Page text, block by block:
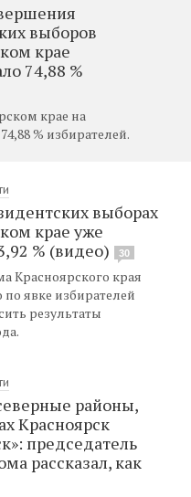
выборов
крае
74,88 %
крае на
% избирателей.
выборах
крае уже
% (видео)
30
Красноярского края
явке избирателей
результаты
районы,
Красноярск
председатель
рассказал, как